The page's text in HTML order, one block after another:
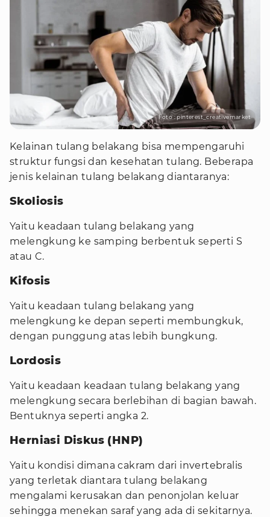
Foto : pinterest_creativemarket
Kelainan tulang belakang bisa mempengaruhi
struktur fungsi dan kesehatan tulang. Beberapa
jenis kelainan tulang belakang diantaranya:
Skoliosis
Yaitu keadaan tulang belakang yang
melengkung ke samping berbentuk seperti S
atau C.
Kifosis
Yaitu keadaan tulang belakang yang
melengkung ke depan seperti membungkuk,
dengan punggung atas lebih bungkung.
Lordosis
Yaitu keadaan keadaan tulang belakang yang
melengkung secara berlebihan di bagian bawah.
Bentuknya seperti angka 2.
Herniasi Diskus (HNP)
Yaitu kondisi dimana cakram dari invertebralis
yang terletak diantara tulang belakang
mengalami kerusakan dan penonjolan keluar
sehingga menekan saraf yang ada di sekitarnya.